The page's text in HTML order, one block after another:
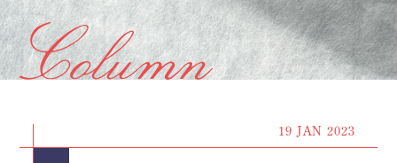
19 JAN 2023